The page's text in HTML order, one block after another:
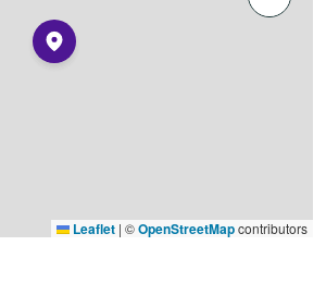
Leaflet | ©OpenStreetMapcontributors